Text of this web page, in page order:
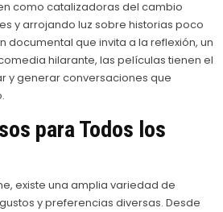
como catalizadoras del cambio
y arrojando luz sobre historias poco
documental que invita a la reflexión, un
hilarante, las películas tienen el
y generar conversaciones que
para Todos los
existe una amplia variedad de
y preferencias diversas. Desde